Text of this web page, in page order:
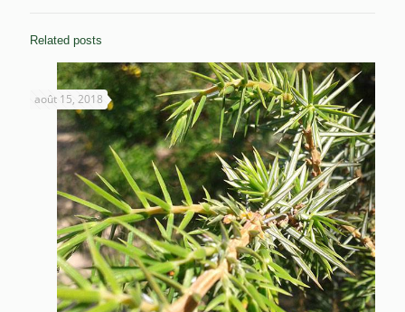
Related posts
août 15, 2018